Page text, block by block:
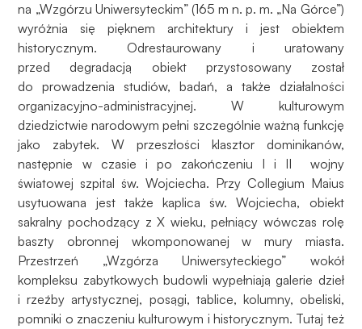
na „Wzgórzu Uniwersyteckim” (165 m n. p. m. „Na Górce”)
wyróżnia się pięknem architektury i jest obiektem
historycznym. Odrestaurowany i uratowany
przed degradacją obiekt przystosowany został
do prowadzenia studiów, badań, a także działalności
organizacyjno-administracyjnej. W kulturowym
dziedzictwie narodowym pełni szczególnie ważną funkcję
jako zabytek. W przeszłości klasztor dominikanów,
następnie w czasie i po zakończeniu I i II wojny
światowej szpital św. Wojciecha. Przy Collegium Maius
usytuowana jest także kaplica św. Wojciecha, obiekt
sakralny pochodzący z X wieku, pełniący wówczas rolę
baszty obronnej wkomponowanej w mury miasta.
Przestrzeń „Wzgórza Uniwersyteckiego” wokół
kompleksu zabytkowych budowli wypełniają galerie dzieł
i rzeźby artystycznej, posągi, tablice, kolumny, obeliski,
pomniki o znaczeniu kulturowym i historycznym. Tutaj też